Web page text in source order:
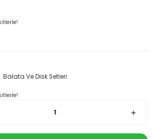
Balata Ve Disk Setleri